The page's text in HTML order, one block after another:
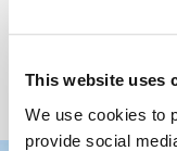
This website uses
We use cookies to
provide social